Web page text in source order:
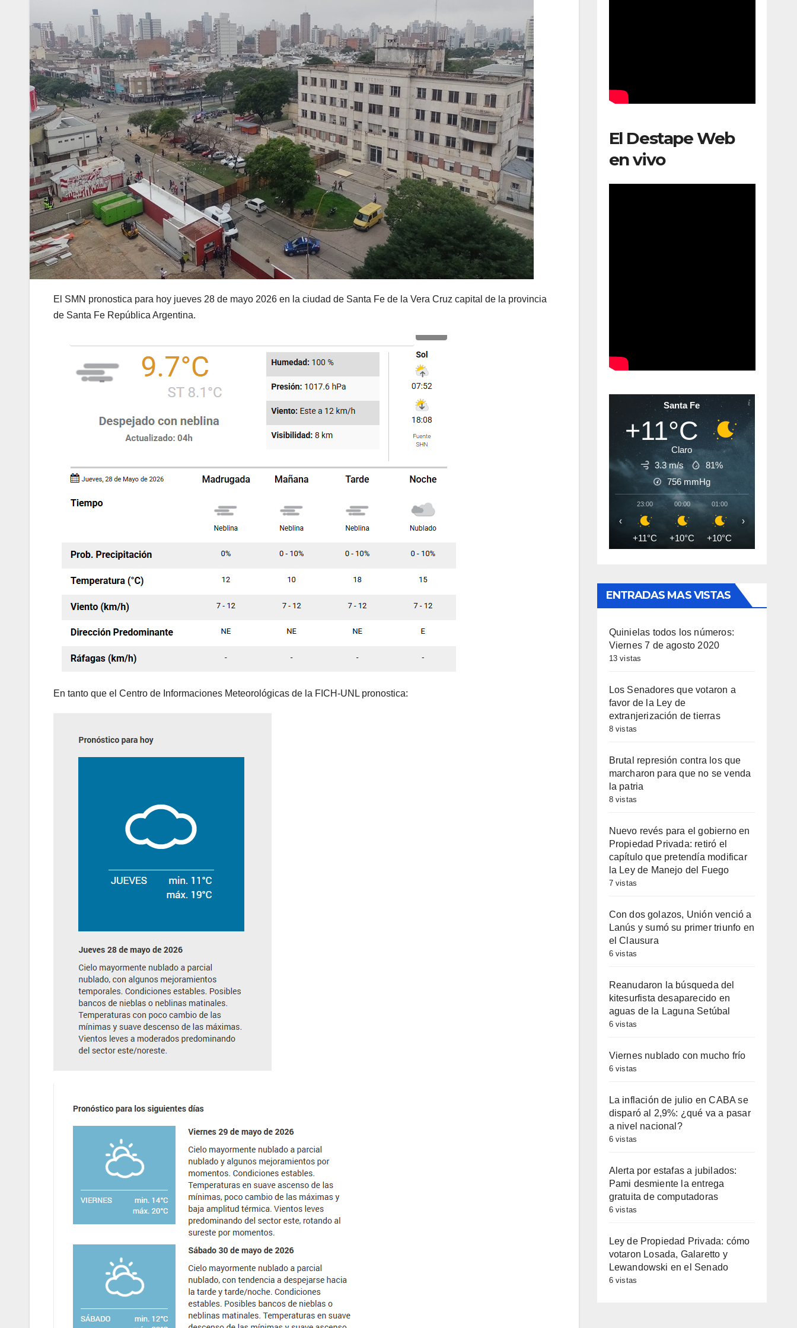
El SMN pronostica para hoy jueves 28 de mayo 2026 en la ciudad de Santa Fe de la Vera Cruz capital de la provincia
de Santa Fe República Argentina.
En tanto que el Centro de Informaciones Meteorológicas de la FICH-UNL pronostica:
El Destape Web
en vivo
Santa Fe
+11°C
Claro
3.3 m/s
81%
756mmHg
23:00
+11°C
00:00
+10°C
01:00
+10°C
‹ ›
ENTRADAS MAS VISTAS
Quinielas todos los números:
Viernes 7 de agosto 2020
13 vistas
Los Senadores que votaron a
favor de la Ley de
extranjerización de tierras
8 vistas
Brutal represión contra los que
marcharon para que no se venda
la patria
8 vistas
Nuevo revés para el gobierno en
Propiedad Privada: retiró el
capítulo que pretendía modificar
la Ley de Manejo del Fuego
7 vistas
Con dos golazos, Unión venció a
Lanús y sumó su primer triunfo en
el Clausura
6 vistas
Reanudaron la búsqueda del
kitesurfista desaparecido en
aguas de la Laguna Setúbal
6 vistas
Viernes nublado con mucho frío
6 vistas
La inflación de julio en CABA se
disparó al 2,9%: ¿qué va a pasar
a nivel nacional?
6 vistas
Alerta por estafas a jubilados:
Pami desmiente la entrega
gratuita de computadoras
6 vistas
Ley de Propiedad Privada: cómo
votaron Losada, Galaretto y
Lewandowski en el Senado
6 vistas